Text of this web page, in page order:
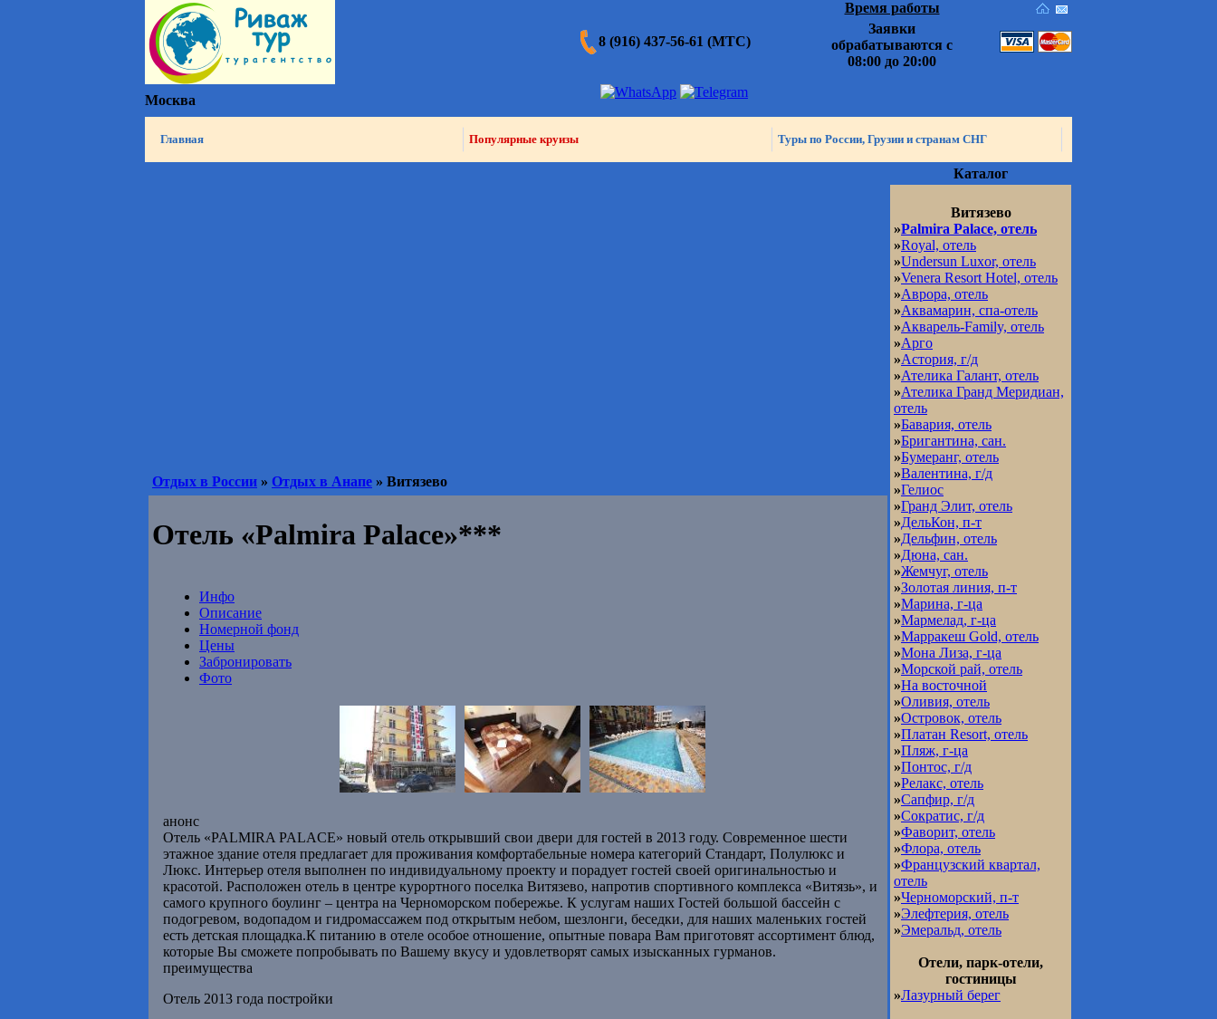
8 (916) 437-56-61 (МТС)
Время работы
Заявки
обрабатываются с
08:00 до 20:00
Москва
Главная Популярные круизы Туры по России, Грузии и странам СНГ
Отдых в России » Отдых в Анапе » Витязево
Отель «Palmira Palace»***
Инфо
Описание
Номерной фонд
Цены
Забронировать
Фото
анонс
Отель «PALMIRA PALACE» новый отель открывший свои двери для гостей в 2013 году. Современное шести
этажное здание отеля предлагает для проживания комфортабельные номера категорий Стандарт, Полулюкс и
Люкс. Интерьер отеля выполнен по индивидуальному проекту и порадует гостей своей оригинальностью и
красотой. Расположен отель в центре курортного поселка Витязево, напротив спортивного комплекса «Витязь», и
самого крупного боулинг – центра на Черноморском побережье. К услугам наших Гостей большой бассейн с
подогревом, водопадом и гидромассажем под открытым небом, шезлонги, беседки, для наших маленьких гостей
есть детская площадка.К питанию в отеле особое отношение, опытные повара Вам приготовят ассортимент блюд,
которые Вы сможете попробывать по Вашему вкусу и удовлетворят самых изысканных гурманов.
преимущества
Отель 2013 года постройки
Каталог
Витязево
»Palmira Palace, отель
»Royal, отель
»Undersun Luxor, отель
»Venera Resort Hotel, отель
»Аврора, отель
»Аквамарин, спа-отель
»Акварель-Family, отель
»Арго
»Астория, г/д
»Ателика Галант, отель
»Ателика Гранд Меридиан,
отель
»Бавария, отель
»Бригантина, сан.
»Бумеранг, отель
»Валентина, г/д
»Гелиос
»Гранд Элит, отель
»ДельКон, п-т
»Дельфин, отель
»Дюна, сан.
»Жемчуг, отель
»Золотая линия, п-т
»Марина, г-ца
»Мармелад, г-ца
»Марракеш Gold, отель
»Мона Лиза, г-ца
»Морской рай, отель
»На восточной
»Оливия, отель
»Островок, отель
»Платан Resort, отель
»Пляж, г-ца
»Понтос, г/д
»Релакс, отель
»Сапфир, г/д
»Сократис, г/д
»Фаворит, отель
»Флора, отель
»Французский квартал,
отель
»Черноморский, п-т
»Элефтерия, отель
»Эмеральд, отель
Отели, парк-отели,
гостиницы
»Лазурный берег